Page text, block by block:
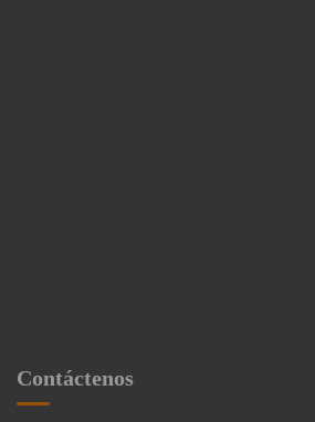
Contáctenos